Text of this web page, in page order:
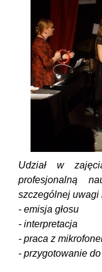
Udział w
profesjonalną
szczególnej uwagi
- emisja głosu
- interpretacja
- praca z
- przygotowanie